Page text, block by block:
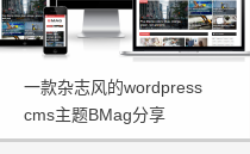
一款杂志风的wordpress
cms主题BMag分享